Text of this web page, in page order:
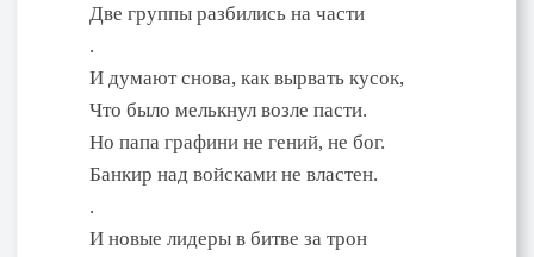
Две группы разбились на части
.
И думают снова, как вырвать кусок,
Что было мелькнул возле пасти.
Но папа графини не гений, не бог.
Банкир над войсками не властен.
.
И новые лидеры в битве за трон